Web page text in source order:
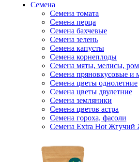
Семена
Семена томата
Семена перца
Семена бахчевые
Семена зелень
Семена капусты
Семена корнеплоды
Семена мяты, мелисы,
Семена пряновкусовые и
Семена цветы однолетние
Семена цветы двулетние
Семена земляники
Семена цветов астра
Семена гороха, фасоли
Семена Extra Hot Жгучий